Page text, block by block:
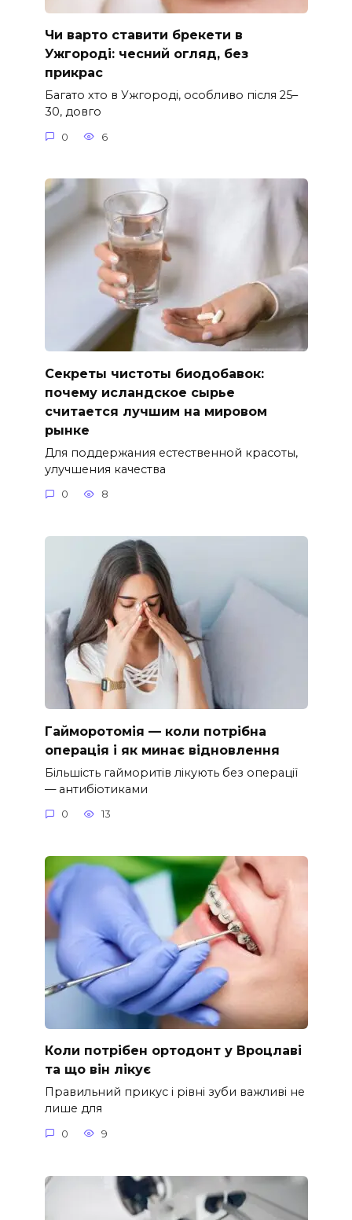
Чи варто ставити брекети в
Ужгороді: чесний огляд, без
прикрас
Багато хто в Ужгороді, особливо після 25–
30, довго
0 6
Секреты чистоты биодобавок:
почему исландское сырье
считается лучшим на мировом
рынке
Для поддержания естественной красоты,
улучшения качества
0 8
Гайморотомія — коли потрібна
операція і як минає відновлення
Більшість гайморитів лікують без операції
— антибіотиками
0 13
Коли потрібен ортодонт у Вроцлаві
та що він лікує
Правильний прикус і рівні зуби важливі не
лише для
0 9